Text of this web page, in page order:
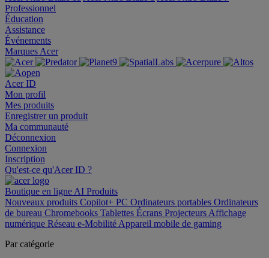
Professionnel
Éducation
Assistance
Événements
Marques Acer
Acer ID
Mon profil
Mes produits
Enregistrer un produit
Ma communauté
Déconnexion
Connexion
Inscription
Qu'est-ce qu'Acer ID ?
Boutique en ligne AI Produits
Nouveaux produits Copilot+ PC Ordinateurs portables Ordinateurs
de bureau Chromebooks Tablettes Écrans Projecteurs Affichage
numérique Réseau e-Mobilité Appareil mobile de gaming
Par catégorie